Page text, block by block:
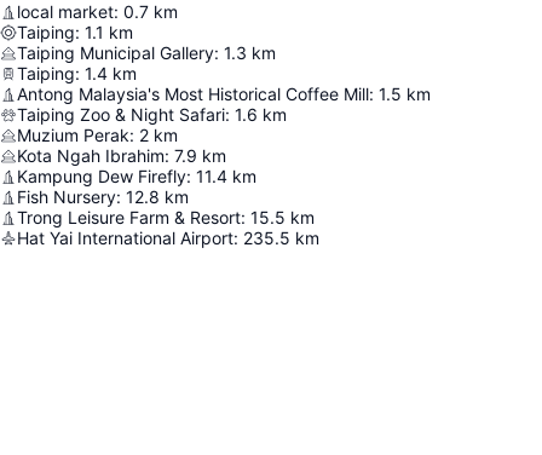
local market: 0.7 km
Taiping: 1.1 km
Taiping Municipal Gallery: 1.3 km
Taiping: 1.4 km
Antong Malaysia's Most Historical Coffee Mill: 1.5 km
Taiping Zoo & Night Safari: 1.6 km
Muzium Perak: 2 km
Kota Ngah Ibrahim: 7.9 km
Kampung Dew Firefly: 11.4 km
Fish Nursery: 12.8 km
Trong Leisure Farm & Resort: 15.5 km
Hat Yai International Airport: 235.5 km